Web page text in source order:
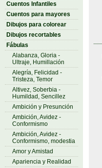
Cuentos Infantiles
Cuentos para mayores
Dibujos para colorear
Dibujos recortables
Fábulas
Alabanza, Gloria -
Ultraje, Humillación
Alegría, Felicidad -
Tristeza, Temor
Altivez, Soberbia -
Humildad, Sencillez
Ambición y Presunción
Ambición, Avidez -
Conformismo
Ambición, Avidez -
Conformismo, modestia
Amor y Amistad
Apariencia y Realidad